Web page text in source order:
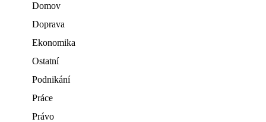
Domov
Doprava
Ekonomika
Ostatní
Podnikání
Práce
Právo